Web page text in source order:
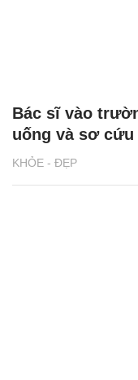
KHỎE - ĐẸP
Bác sĩ vào
uống và sơ